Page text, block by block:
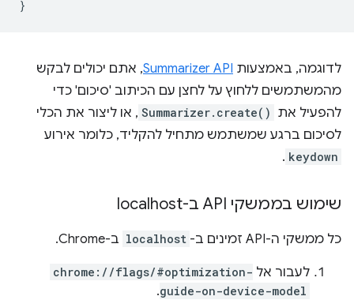
}
לדוגמה, באמצעות Summarizer API, אתם יכולים לבקש
מהמשתמשים ללחוץ על לחצן עם הכיתוב 'סיכום' כדי
להפעיל את Summarizer.create() , או ליצור את הכלי
לסיכום ברגע שמשתמש מתחיל להקליד, כלומר אירוע
keydown
.
שימוש בממשקי API ב-localhost
כל ממשקי ה-API זמינים ב- localhost ב-Chrome.
לעבור אל chrome://flags/#optimization-
guide-on-device-model
.